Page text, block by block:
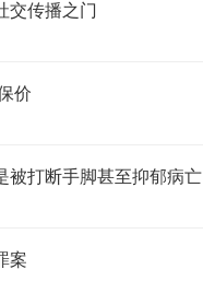
交传播之门
价
被打断手脚甚至抑郁病亡
案